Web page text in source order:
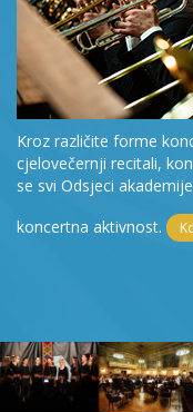
Kroz različite forme
cjelovečernji recitali,
se svi Odsjeci
koncertna aktivnost.